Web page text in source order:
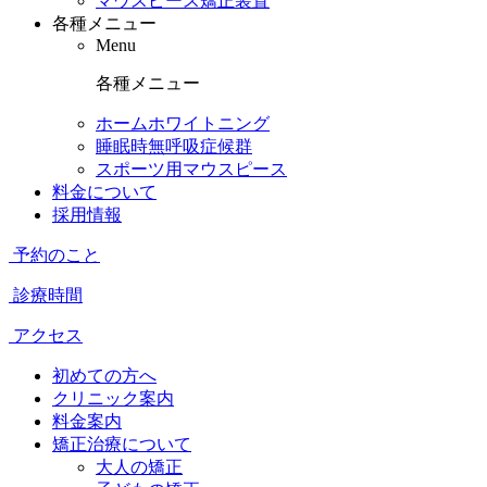
各種メニュー
Menu
各種メニュー
ホームホワイトニング
睡眠時無呼吸症候群
スポーツ用マウスピース
料金について
採用情報
予約のこと
診療時間
アクセス
初めての方へ
クリニック案内
料金案内
矯正治療について
大人の矯正